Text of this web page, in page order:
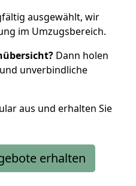
ausgewählt, wir
im Umzugsbereich.
Dann holen
unverbindliche
aus und erhalten Sie
erhalten